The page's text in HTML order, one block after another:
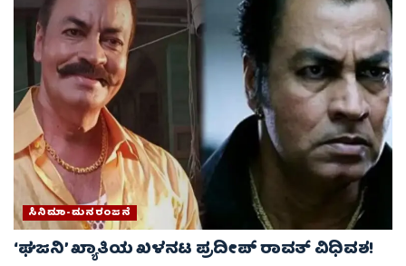
ಸಿನಿಮಾ-ಮನರಂಜನೆ
‘ಘಜನಿ’ ಖ್ಯಾತಿಯ ಖಳನಟ ಪ್ರದೀಪ್ ರಾವತ್ ವಿಧಿವಶ!